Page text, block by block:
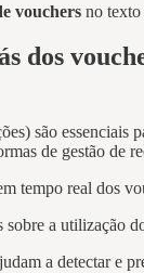
vouchers no texto
dos
são essenciais
de gestão de
tempo real dos
sobre a utilização
a detectar e